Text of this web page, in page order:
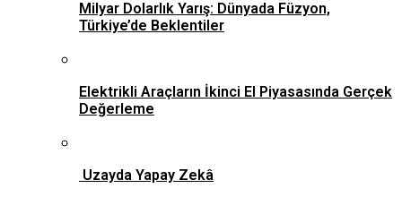
Milyar Dolarlık Yarış: Dünyada Füzyon,
Türkiye’de Beklentiler
Elektrikli Araçların İkinci El Piyasasında Gerçek
Değerleme
Uzayda Yapay Zekâ